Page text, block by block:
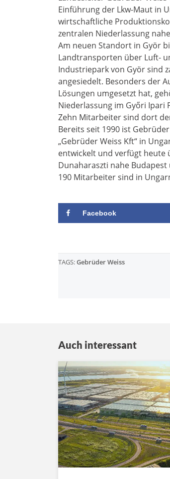
Einführung der Lkw-Maut in
wirtschaftliche
zentralen Niederlassung
Am neuen Standort in Györ
Landtransporten über Luft-
Industriepark von Györ sind
angesiedelt. Besonders der
Lösungen umgesetzt hat,
Niederlassung im Győri Ipari
Zehn Mitarbeiter sind dort
Bereits seit 1990 ist
„Gebrüder Weiss Kft“ in
entwickelt und verfügt heute
Dunaharaszti nahe
190 Mitarbeiter sind in
Facebook
TAGS:Gebrüder Weiss
Auch interessant